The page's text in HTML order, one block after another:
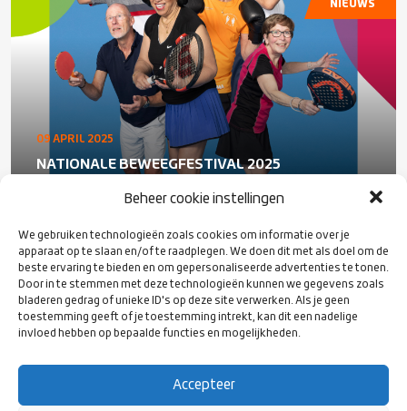
Beheer cookie instellingen
We gebruiken technologieën zoals cookies om informatie over je
apparaat op te slaan en/of te raadplegen. We doen dit met als doel om de
beste ervaring te bieden en om gepersonaliseerde advertenties te tonen.
Door in te stemmen met deze technologieën kunnen we gegevens zoals
bladeren gedrag of unieke ID's op deze site verwerken. Als je geen
toestemming geeft of je toestemming intrekt, kan dit een nadelige
invloed hebben op bepaalde functies en mogelijkheden.
Accepteer
09 APRIL 2025
NATIONALE BEWEEGFESTIVAL 2025
NIEUWS
ORANJE